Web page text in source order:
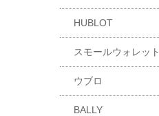
HUBLOT
スモールウォレット
ウブロ
BALLY